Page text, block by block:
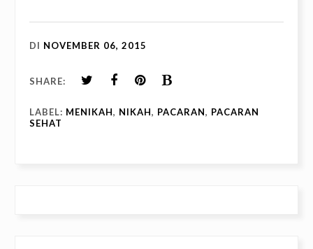
DI NOVEMBER 06, 2015
SHARE:
LABEL: MENIKAH, NIKAH, PACARAN, PACARAN
SEHAT